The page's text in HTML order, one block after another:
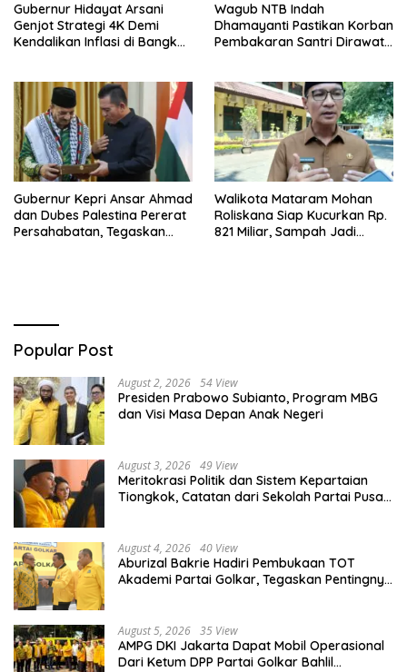
Gubernur Hidayat Arsani
Genjot Strategi 4K Demi
Kendalikan Inflasi di Bangka
Wagub NTB Indah
Dhamayanti Pastikan Korban
Pembakaran Santri Dirawat
Gubernur Kepri Ansar Ahmad
dan Dubes Palestina Pererat
Persahabatan, Tegaskan
Walikota Mataram Mohan
Roliskana Siap Kucurkan Rp.
821 Miliar, Sampah Jadi
Popular Post
August 2, 2026 54 View
Presiden Prabowo Subianto, Program MBG
dan Visi Masa Depan Anak Negeri
August 3, 2026 49 View
Meritokrasi Politik dan Sistem Kepartaian
Tiongkok, Catatan dari Sekolah Partai Pusat
August 4, 2026 40 View
Aburizal Bakrie Hadiri Pembukaan TOT
Akademi Partai Golkar, Tegaskan Pentingnya
August 5, 2026 35 View
AMPG DKI Jakarta Dapat Mobil Operasional
Dari Ketum DPP Partai Golkar Bahlil